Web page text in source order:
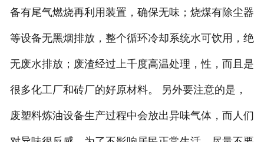
备有尾气燃烧再利用装置，确保无味；烧煤有除尘器
等设备无黑烟排放，整个循环冷却系统水可饮用，绝
无废水排放；废渣经过上千度高温处理，性，而且是
很多化工厂和砖厂的好原材料。 另外要注意的是，
废塑料炼油设备生产过程中会放出异味气体，而人们